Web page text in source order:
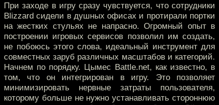
При заходе в игру сразу чувствуется, что сотрудники
Blizzard сидели в душных офисах и протирали портки
на жестких стульях не напрасно. Огромный опыт в
построении игровых сервисов позволил им создать,
не побоюсь этого слова, идеальный инструмент для
совместных заруб различных масштабов и категорий.
Начнем по порядку. Цымес Battle.net, как известно, в
том, что он интегрирован в игру. Это позволяет
минимизировать нервные затраты пользователя,
которому больше не нужно устанавливать стороннюю